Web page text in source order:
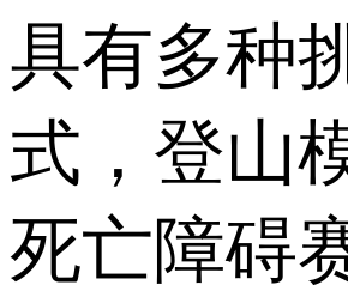
具有多种
式，登山
死亡障碍